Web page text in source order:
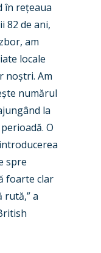
în rețeaua
82 de ani,
am
locale
noștri. Am
numărul
la
O
spre
foarte clar
rută,” a